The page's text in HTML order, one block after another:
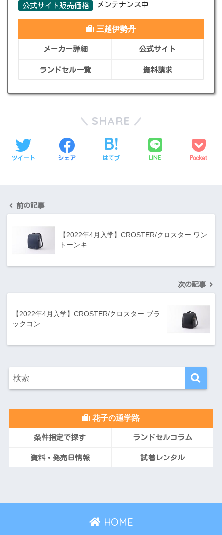
公式サイト販売価格 メンテナンス中
三越伊勢丹
メーカー詳細 公式サイト
ランドセル一覧 資料請求
SHARE
ツイート シェア はてブ LINE Pocket
前の記事
【2022年4月入学】CROSTER/クロスター ワン
トーンキ…
次の記事
【2022年4月入学】CROSTER/クロスター ブラ
ックコン…
花子の通学路
条件指定で探す ランドセルコラム
資料・発売日情報 試着レンタル
HOME